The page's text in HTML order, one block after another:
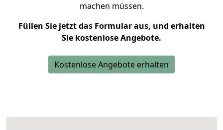
machen müssen.
Füllen Sie jetzt das Formular aus, und erhalten
Sie kostenlose Angebote.
Kostenlose Angebote erhalten